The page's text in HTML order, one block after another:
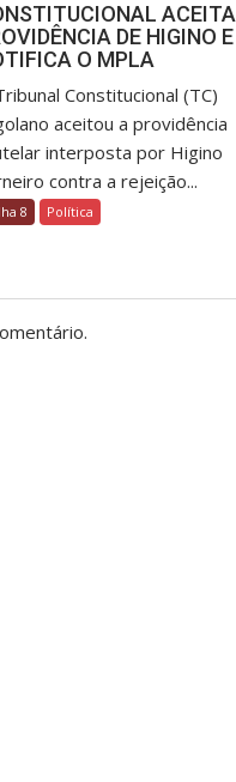
ACEITA
DE HIGINO E
O MPLA
Constitucional (TC)
aceitou a providência
interposta por Higino
contra a rejeição...
8 Política